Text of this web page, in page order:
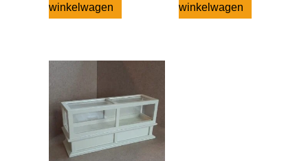
winkelwagen
winkelwagen